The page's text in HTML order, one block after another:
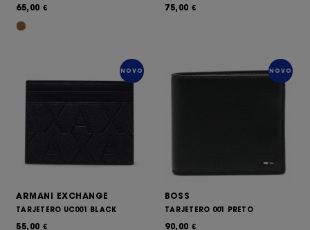
65,00 € 75,00 €
NOVO
ARMANI EXCHANGE
TARJETERO UC001 BLACK
55,00 €
NOVO
BOSS
TARJETERO 001 PRETO
90,00 €